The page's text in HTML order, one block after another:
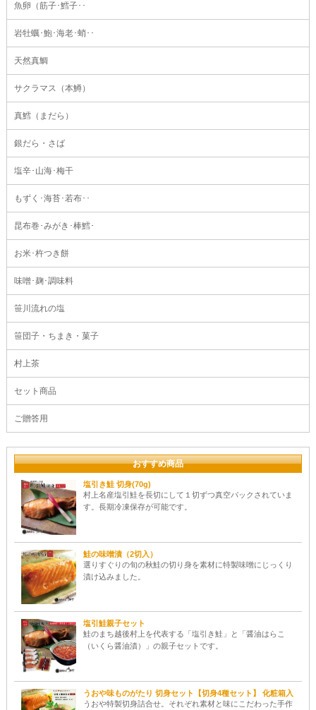
魚卵（筋子･鱈子･･
岩牡蠣･鮑･海老･蛸･･
天然真鯛
サクラマス（本鱒）
真鱈（まだら）
銀だら・さば
塩辛･山海･梅干
もずく･海苔･若布･･
昆布巻･みがき･棒鱈･
お米･杵つき餅
味噌･麹･調味料
笹川流れの塩
笹団子・ちまき・菓子
村上茶
セット商品
ご贈答用
おすすめ商品
塩引き鮭 切身(70g)
村上名産塩引鮭を長切にして１切ずつ真空パックされていま
す。長期冷凍保存が可能です。
鮭の味噌漬（2切入）
選りすぐりの旬の秋鮭の切り身を素材に特製味噌にじっくり
漬け込みました。
塩引鮭親子セット
鮭のまち越後村上を代表する「塩引き鮭」と「醤油はらこ
（いくら醤油漬）」の親子セットです。
うおや味ものがたり 切身セット【切身4種セット】 化粧箱入
うおや特製切身詰合せ。それぞれ素材と味にこだわった手作